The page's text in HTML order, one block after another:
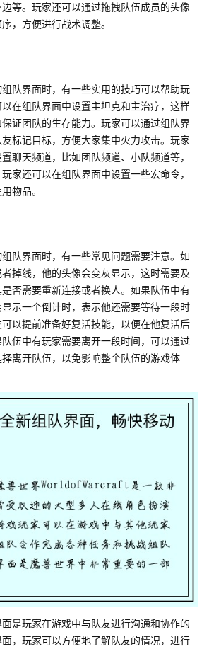
等。玩家还可以通过拖拽队伍成员的头像
，方便进行战术调整。
队界面时，有一些实用的技巧可以帮助玩
在组队界面中设置主坦克和主治疗，这样
证团队的生存能力。玩家可以通过组队界
标记目标，方便大家集中火力攻击。玩家
聊天频道，比如团队频道、小队频道等，
家还可以在组队界面中设置一些宏命令，
物品。
队界面时，有一些常见问题需要注意。如
掉线，他的头像会变灰显示，这时需要及
否需要重新连接或者换人。如果队伍中有
示一个倒计时，表示他还需要等待一段时
以提前准备好复活技能，以便在他复活后
伍中有玩家需要离开一段时间，可以通过
离开队伍，以免影响整个队伍的游戏体
是玩家在游戏中与队友进行沟通和协作的
，玩家可以方便地了解队友的情况，进行